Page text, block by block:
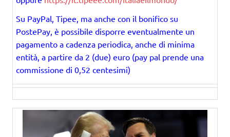
Su PayPal, Tipee, ma anche con il bonifico su
PostePay, è possibile disporre eventualmente un
pagamento a cadenza periodica, anche di minima
entità, a partire da 2 (due) euro (pay pal prende una
commissione di 0,52 centesimi)